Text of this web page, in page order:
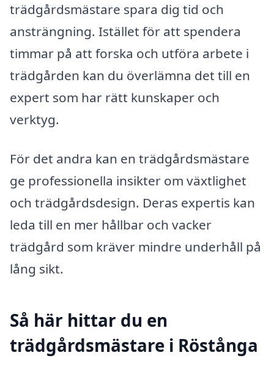
trädgårdsmästare spara dig tid och
ansträngning. Istället för att spendera
timmar på att forska och utföra arbete i
trädgården kan du överlämna det till en
expert som har rätt kunskaper och
verktyg.
För det andra kan en trädgårdsmästare
ge professionella insikter om växtlighet
och trädgårdsdesign. Deras expertis kan
leda till en mer hållbar och vacker
trädgård som kräver mindre underhåll på
lång sikt.
Så här hittar du en
trädgårdsmästare i Röstånga